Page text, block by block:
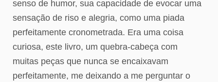
senso de humor, sua capacidade de evocar uma
sensação de riso e alegria, como uma piada
perfeitamente cronometrada. Era uma coisa
curiosa, este livro, um quebra-cabeça com
muitas peças que nunca se encaixavam
perfeitamente, me deixando a me perguntar o